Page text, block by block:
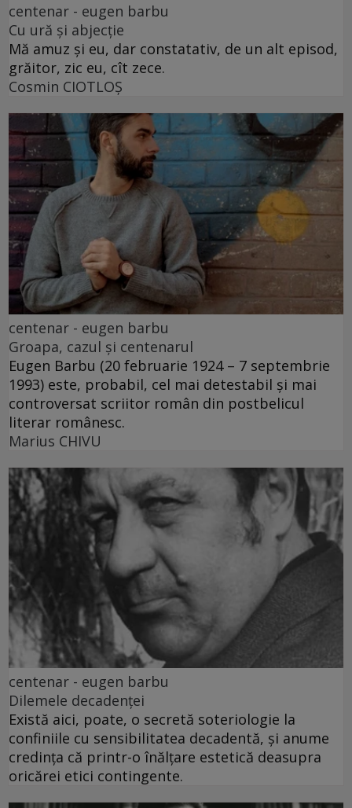
centenar - eugen barbu
Cu ură și abjecție
Mă amuz și eu, dar constatativ, de un alt episod,
grăitor, zic eu, cît zece.
Cosmin CIOTLOŞ
centenar - eugen barbu
Groapa, cazul și centenarul
Eugen Barbu (20 februarie 1924 – 7 septembrie
1993) este, probabil, cel mai detestabil și mai
controversat scriitor român din postbelicul
literar românesc.
Marius CHIVU
centenar - eugen barbu
Dilemele decadenței
Există aici, poate, o secretă soteriologie la
confiniile cu sensibilitatea decadentă, și anume
credința că printr-o înălțare estetică deasupra
oricărei etici contingente.